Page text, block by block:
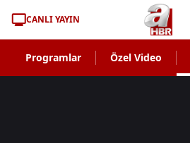
CANLI YAYIN
Programlar Özel Video